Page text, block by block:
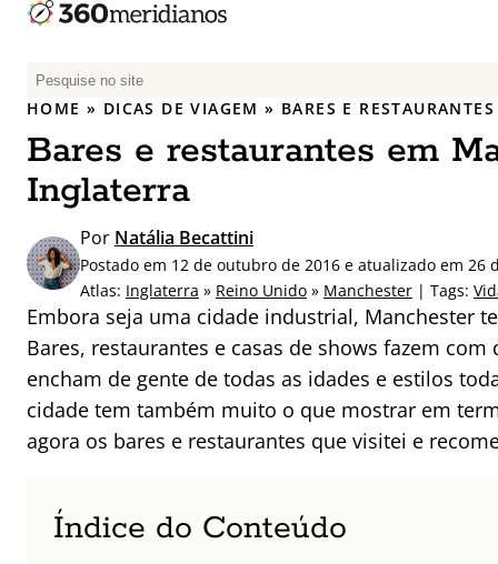
P
e
q
u
i
a
r
p
o
:
HOME » DICAS DE VIAGEM » BARES E RESTAURANTES
Bares e restaurantes em
Inglaterra
Por Natália Becattini
Postado em 12 de outubro de 2016 e atualizado em 26
Atlas: Inglaterra » Reino Unido » Manchester | Tags:
Embora seja uma cidade industrial, Manchester
Bares, restaurantes e casas de shows fazem
encham de gente de todas as idades e estilos
cidade tem também muito o que mostrar em
agora os bares e restaurantes que visitei e
Índice do Conteúdo